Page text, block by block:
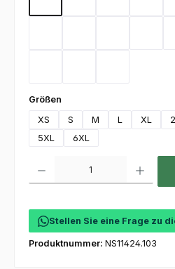
Größen
XS
S M L XL
5XL
6XL
Stellen Sie eine Frage zu
Produktnummer: NS11424.103